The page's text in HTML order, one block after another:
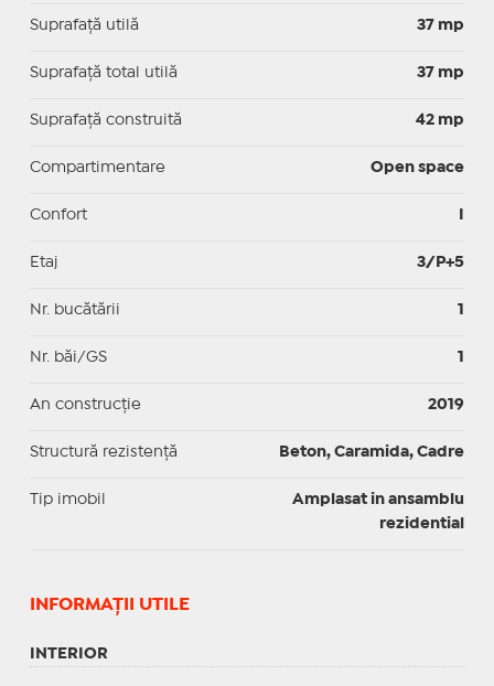
Suprafaţă utilă 37 mp
Suprafaţă total utilă 37 mp
Suprafaţă construită 42 mp
Compartimentare Open space
Confort
Etaj 3/P+5
Nr. bucătării 1
Nr. băi/GS 1
An construcție 2019
Structură rezistență Beton, Caramida, Cadre
Tip imobil
Amplasat in ansamblu
rezidential
INFORMAŢII UTILE
INTERIOR